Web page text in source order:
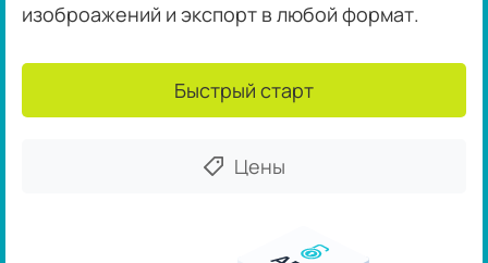
изоброажений и экспорт в любой формат.
Быстрый старт
Цены